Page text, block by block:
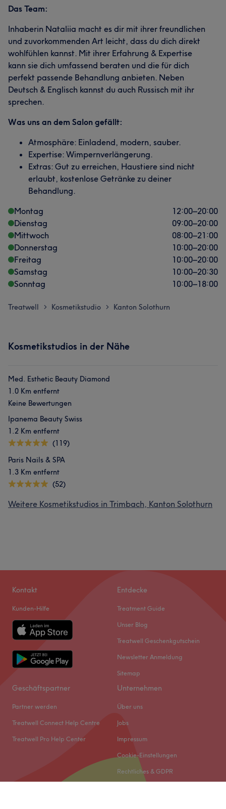
Das Team:
Inhaberin Nataliia macht es dir mit ihrer freundlichen
und zuvorkommenden Art leicht, dass du dich direkt
wohlfühlen kannst. Mit ihrer Erfahrung & Expertise
kann sie dich umfassend beraten und die für dich
perfekt passende Behandlung anbieten. Neben
Deutsch & Englisch kannst du auch Russisch mit ihr
sprechen.
Was uns an dem Salon gefällt:
Atmosphäre: Einladend, modern, sauber.
Expertise: Wimpernverlängerung.
Extras: Gut zu erreichen, Haustiere sind nicht
erlaubt, kostenlose Getränke zu deiner
Behandlung.
Montag
12:00–20:00
Dienstag
09:00–20:00
Mittwoch
08:00–21:00
Donnerstag
10:00–20:00
Freitag
10:00–20:00
Samstag
10:00–20:30
Sonntag
10:00–18:00
Treatwell > Kosmetikstudio > Kanton Solothurn
Kosmetikstudios in der Nähe
Med. Esthetic Beauty Diamond
1.0 Km entfernt
Keine Bewertungen
Ipanema Beauty Swiss
1.2 Km entfernt
(119)
Paris Nails & SPA
1.3 Km entfernt
(52)
Weitere Kosmetikstudios in Trimbach, Kanton Solothurn
Kontakt
Kunden-Hilfe
Entdecke
Treatment Guide
Unser Blog
Treatwell Geschenkgutschein
Newsletter Anmeldung
Sitemap
Geschäftspartner
Partner werden
Treatwell Connect Help Centre
Treatwell Pro Help Center
Unternehmen
Über uns
Jobs
Impressum
Cookie-Einstellungen
Rechtliches & GDPR